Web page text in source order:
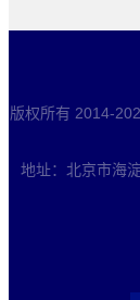
版权所有 2014-
地址：北京市海